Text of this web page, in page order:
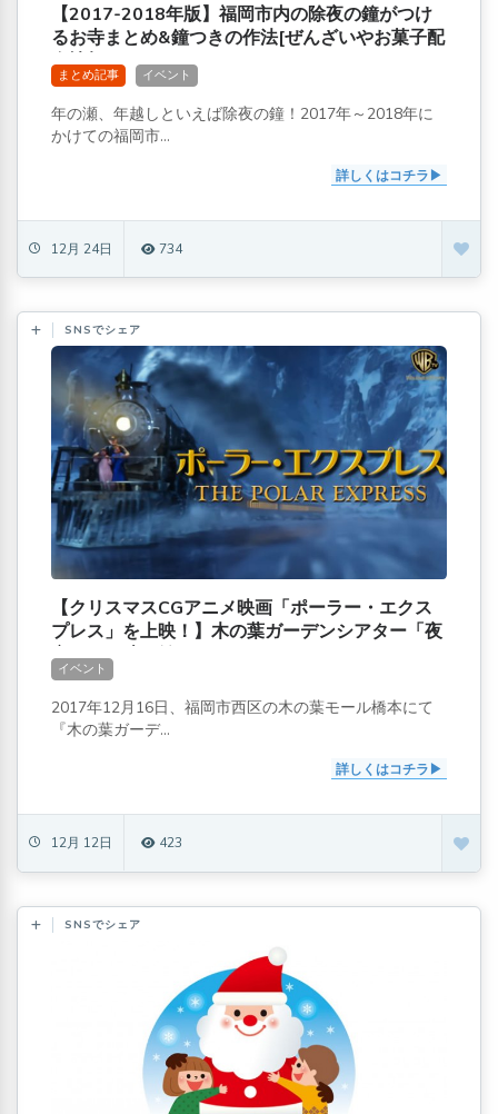
【2017-2018年版】福岡市内の除夜の鐘がつけ
るお寺まとめ&鐘つきの作法[ぜんざいやお菓子配
布情報あり]
まとめ記事 イベント
年の瀬、年越しといえば除夜の鐘！2017年～2018年に
かけての福岡市...
詳しくはコチラ
12月 24日 734
SNSでシェア
【クリスマスCGアニメ映画「ポーラー・エクス
プレス」を上映！】木の葉ガーデンシアター「夜
空の下の映画館」
イベント
2017年12月16日、福岡市西区の木の葉モール橋本にて
『木の葉ガーデ...
詳しくはコチラ
12月 12日 423
SNSでシェア